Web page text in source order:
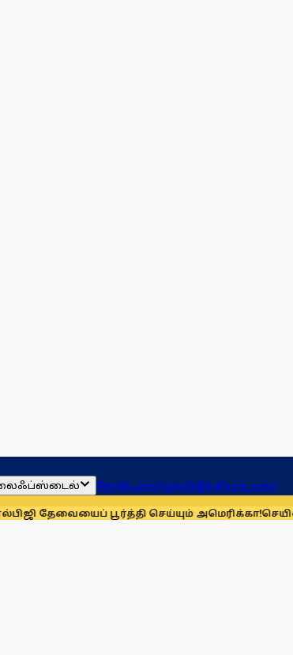
ஜோதிடம்தமிழ்நாடுஇந்தியாஉலகம்
பூர்த்தி செய்யும் அமெரிக்கா!செயின்ட்